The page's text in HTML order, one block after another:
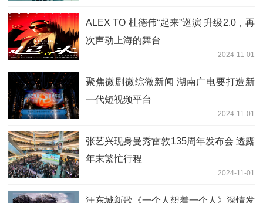
ALEX TO 杜德伟“起来”巡演 升级2.0，再
次声动上海的舞台
2024-11-01
聚焦微剧微综微新闻 湖南广电要打造新
一代短视频平台
2024-11-01
张艺兴现身曼秀雷敦135周年发布会 透露
年末繁忙行程
2024-11-01
汪东城新歌《一个人想着一个人》深情发